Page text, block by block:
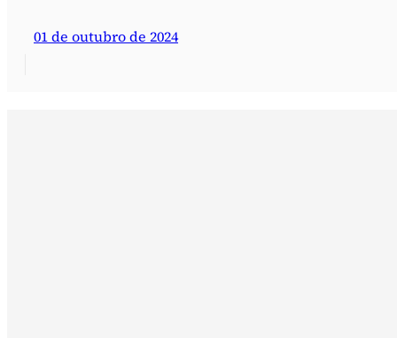
01 de outubro de 2024